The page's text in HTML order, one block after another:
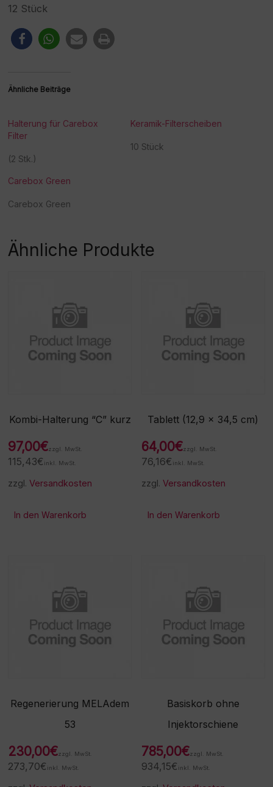
12 Stück
Ähnliche Beiträge
Halterung für Carebox
Filter
(2 Stk.)
Keramik-Filterscheiben
10 Stück
Carebox Green
Carebox Green
Ähnliche Produkte
Kombi-Halterung “C” kurz
97,00€zzgl. MwSt.
115,43€ inkl. MwSt.
zzgl.Versandkosten
In den Warenkorb
Tablett (12,9 x 34,5 cm)
64,00€zzgl. MwSt.
76,16€ inkl. MwSt.
zzgl.Versandkosten
In den Warenkorb
Regenerierung MELAdem
53
230,00€zzgl. MwSt.
273,70€ inkl. MwSt.
Basiskorb ohne
Injektorschiene
785,00€zzgl. MwSt.
934,15€ inkl. MwSt.